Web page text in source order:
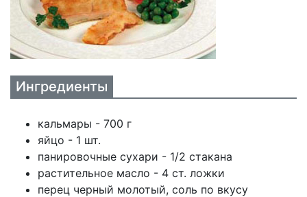
Ингредиенты
кальмары - 700 г
яйцо - 1 шт.
панировочные сухари - 1/2 стакана
растительное масло - 4 ст. ложки
перец черный молотый, соль по вкусу